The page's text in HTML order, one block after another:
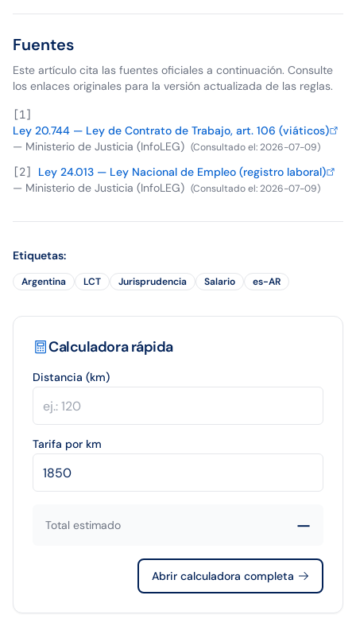
Fuentes
Este artículo cita las fuentes oficiales a continuación. Consulte
los enlaces originales para la versión actualizada de las reglas.
[1]
Ley 20.744 — Ley de Contrato de Trabajo, art. 106 (viáticos)
— Ministerio de Justicia (InfoLEG) (Consultado el:2026-07-09)
[2]
Ley 24.013 — Ley Nacional de Empleo (registro laboral)
— Ministerio de Justicia (InfoLEG) (Consultado el:2026-07-09)
Etiquetas:
Argentina LCT Jurisprudencia Salario es-AR
Calculadora rápida
Distancia (km)
Tarifa por km
Total estimado —
Abrir calculadora completa